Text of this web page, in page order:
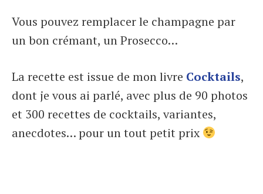
Vous pouvez remplacer le champagne par
un bon crémant, un Prosecco…
La recette est issue de mon livre Cocktails,
dont je vous ai parlé, avec plus de 90 photos
et 300 recettes de cocktails, variantes,
anecdotes… pour un tout petit prix